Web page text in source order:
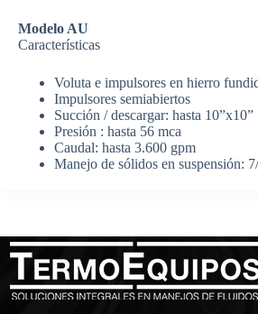
Modelo AU
Características
Voluta e impulsores en hierro
Impulsores semiabiertos
Succión / descargar: hasta 10”x10”
Presión : hasta 56 mca
Caudal: hasta 3.600 gpm
Manejo de sólidos en suspensión: